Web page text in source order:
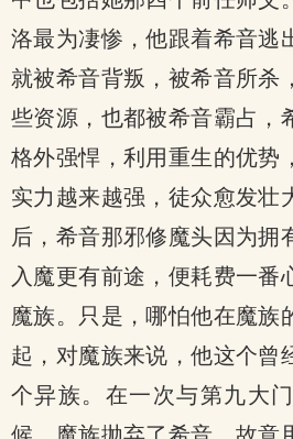
洛最为凄惨，他跟着希音逃
就被希音背叛，被希音所杀
些资源，也都被希音霸占，
格外强悍，利用重生的优势
实力越来越强，徒众愈发壮
后，希音那邪修魔头因为拥
入魔更有前途，便耗费一番
魔族。只是，哪怕他在魔族
起，对魔族来说，他这个曾
个异族。在一次与第九大